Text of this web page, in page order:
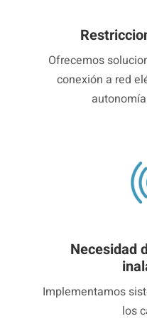
Ofrecemos
conexión a red
Necesidad
Implementamos
los